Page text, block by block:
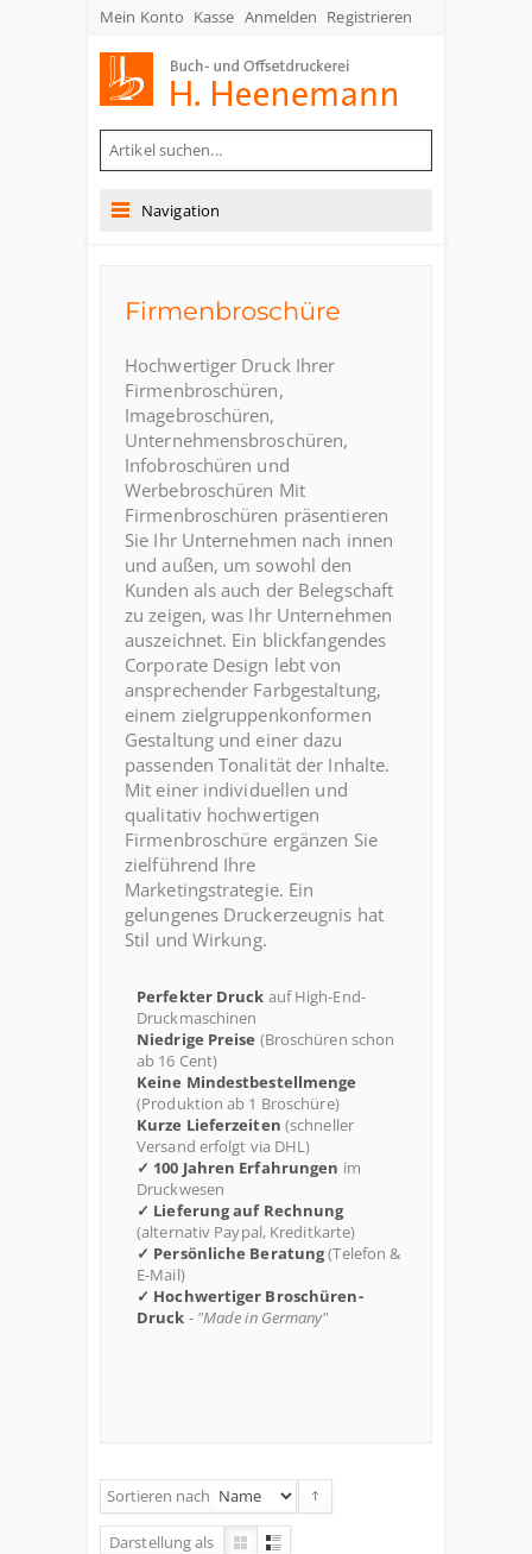
Mein Konto Kasse Anmelden Registrieren
Navigation
Firmenbroschüre
Hochwertiger Druck Ihrer
Firmenbroschüren,
Imagebroschüren,
Unternehmensbroschüren,
Infobroschüren und
Werbebroschüren Mit
Firmenbroschüren präsentieren
Sie Ihr Unternehmen nach innen
und außen, um sowohl den
Kunden als auch der Belegschaft
zu zeigen, was Ihr Unternehmen
auszeichnet. Ein blickfangendes
Corporate Design lebt von
ansprechender Farbgestaltung,
einem zielgruppenkonformen
Gestaltung und einer dazu
passenden Tonalität der Inhalte.
Mit einer individuellen und
qualitativ hochwertigen
Firmenbroschüre ergänzen Sie
zielführend Ihre
Marketingstrategie. Ein
gelungenes Druckerzeugnis hat
Stil und Wirkung.
Perfekter Druck auf High-End-
Druckmaschinen
Niedrige Preise (Broschüren schon
ab 16 Cent)
Keine Mindestbestellmenge
(Produktion ab 1 Broschüre)
Kurze Lieferzeiten (schneller
Versand erfolgt via DHL)
✓ 100 Jahren Erfahrungen im
Druckwesen
✓ Lieferung auf Rechnung
(alternativ Paypal, Kreditkarte)
✓ Persönliche Beratung(Telefon &
E-Mail)
✓ Hochwertiger Broschüren-
Druck - "Made in Germany"
Sortieren nach
Darstellung als